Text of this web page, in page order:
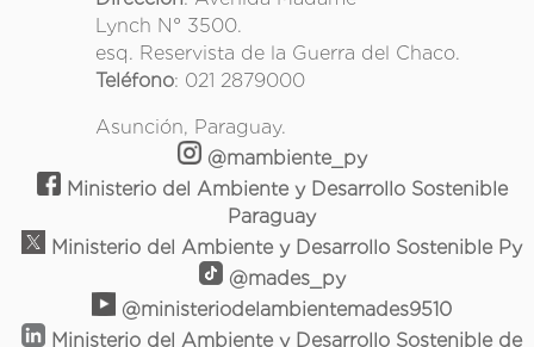
Lynch N° 3500.
esq. Reservista de la Guerra del Chaco.
Teléfono: 021 2879000
Asunción, Paraguay.
@mambiente_py
Ministerio del Ambiente y Desarrollo Sostenible
Paraguay
Ministerio del Ambiente y Desarrollo Sostenible Py
@mades_py
@ministeriodelambientemades9510
Ministerio del Ambiente y Desarrollo Sostenible de